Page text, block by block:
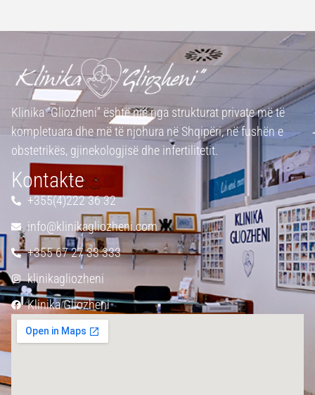
Klinika “Gliozheni” është një nga strukturat private më të
kompletuara dhe më të njohura në Shqipëri, në fushën e
obstetrikës, gjinekologjisë dhe infertilitetit.
Kontakte
+355(4)222 36 32
info@klinikagliozheni.com
+355 67 27 33 333
klinikagliozheni
Klinika Gliozheni